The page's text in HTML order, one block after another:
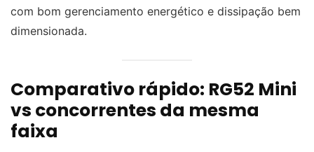
com bom gerenciamento energético e dissipação bem
dimensionada.
Comparativo rápido: RG52 Mini
vs concorrentes da mesma
faixa